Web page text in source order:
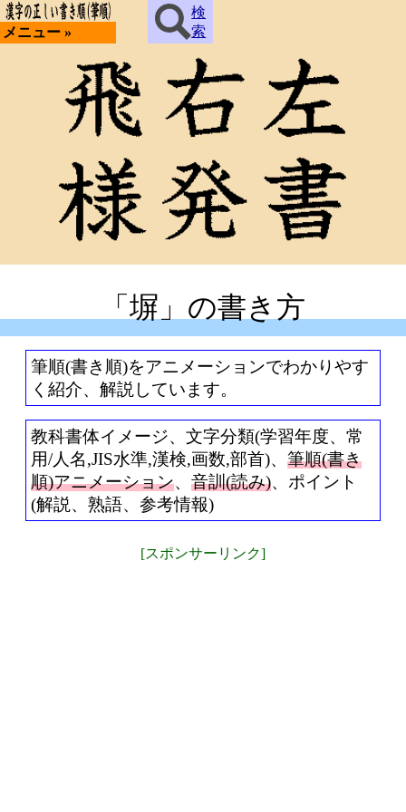
メニュー »
検
索
「塀」の書き方
筆順(書き順)をアニメーションでわかりやす
く紹介、解説しています。
教科書体イメージ、文字分類(学習年度、常
用/人名,JIS水準,漢検,画数,部首)、 筆順(書き
順)アニメーション、 音訓(読み)、ポイント
(解説、熟語、参考情報)
[スポンサーリンク]